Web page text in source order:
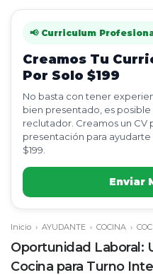
📢 Curriculum
Creamos Tu
Por Solo $199
No basta con tener
bien presentado, es
reclutador. Creamos un CV
presentación para
$199.
Enviar
Inicio › AYUDANTE › COCINA ›
Oportunidad Laboral:
Cocina para Turno